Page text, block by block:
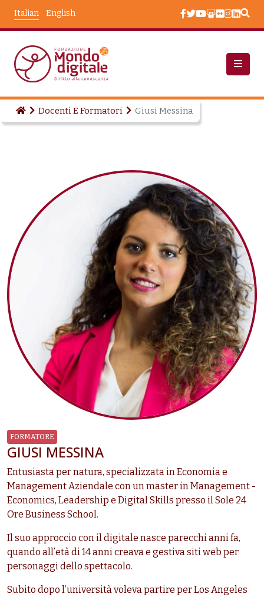
English
Italian
Docenti E Formatori Giusi Messina
FORMATORE
GIUSI MESSINA
Entusiasta per natura, specializzata in Economia e
Management Aziendale con un master in Management -
Economics, Leadership e Digital Skills presso il Sole 24
Ore Business School.
Il suo approccio con il digitale nasce parecchi anni fa,
quando all’età di 14 anni creava e gestiva siti web per
personaggi dello spettacolo.
Subito dopo l’università voleva partire per Los Angeles